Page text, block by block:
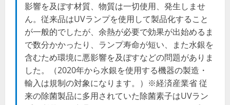
影響を及ぼす材質、物質は一切使用、発生しませ
ん。従来品はUVランプを使用して製品化すること
が一般的でしたが、余熱が必要で効果が出始めるま
で数分かかったり、ランプ寿命が短い、また水銀を
含むため環境に悪影響を及ぼすなどの問題がありま
した。（2020年から水銀を使用する機器の製造・
輸入は規制の対象になります。）※経済産業省 従
来の除菌製品に多用されていた除菌素子はUVラン